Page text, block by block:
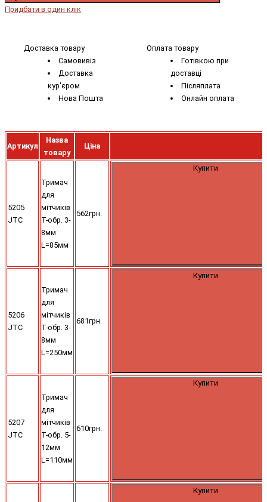
Придбати в один клік
Доставка товару
Самовивіз
Доставка
кур'єром
Нова Пошта
Оплата товару
Готівкою при
доставці
Післяплата
Онлайн оплата
Артикул
Назва
товару
Ціна
5205
JTC
Тримач
для
мітчиків
Т-обр. 3-
8мм
L=85мм
562грн.
Купити
5206
JTC
Тримач
для
мітчиків
Т-обр. 3-
8мм
L=250мм
681грн.
Купити
5207
JTC
Тримач
для
мітчиків
Т-обр. 5-
12мм
L=110мм
610грн.
Купити
Купити